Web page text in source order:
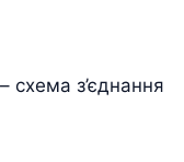
схема з’єднання